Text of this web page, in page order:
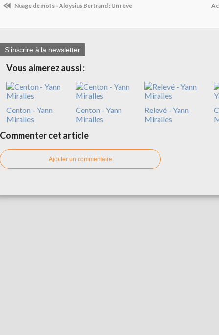
Nuage de mots - Aloysius Bertrand : Un rêve
S'inscrire à la newsletter
Vous aimerez aussi :
Centon - Yann
Miralles
Centon - Yann
Miralles
Relevé - Yann
Miralles
Commenter cet article
Ajouter un commentaire